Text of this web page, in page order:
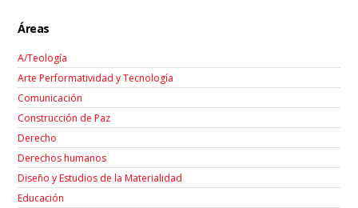
Áreas
A/Teología
Arte Performatividad y Tecnología
Comunicación
Construcción de Paz
Derecho
Derechos humanos
Diseño y Estudios de la Materialidad
Educación